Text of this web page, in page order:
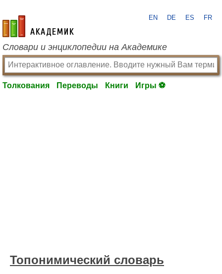
academic.ru
EN DE ES FR
Словари и энциклопедии на Академике
Толкования Переводы Книги Игры ⚽
Топонимический словарь